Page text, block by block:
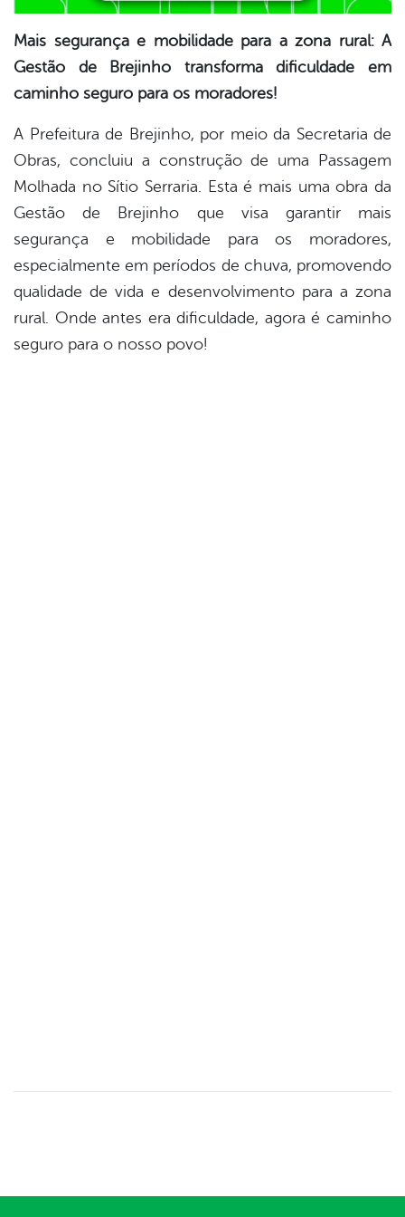
Mais segurança e mobilidade para a zona rural: A
Gestão de Brejinho transforma dificuldade em
caminho seguro para os moradores!
A Prefeitura de Brejinho, por meio da Secretaria de
Obras, concluiu a construção de uma Passagem
Molhada no Sítio Serraria. Esta é mais uma obra da
Gestão de Brejinho que visa garantir mais
segurança e mobilidade para os moradores,
especialmente em períodos de chuva, promovendo
qualidade de vida e desenvolvimento para a zona
rural. Onde antes era dificuldade, agora é caminho
seguro para o nosso povo!